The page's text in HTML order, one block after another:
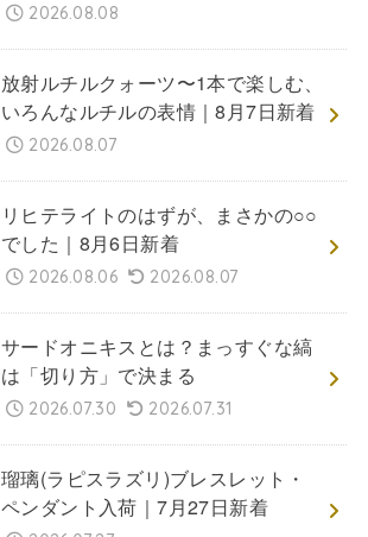
2026.08.08
放射ルチルクォーツ〜1本で楽しむ、
いろんなルチルの表情｜8月7日新着
2026.08.07
リヒテライトのはずが、まさかの○○
でした｜8月6日新着
2026.08.06 2026.08.07
サードオニキスとは？まっすぐな縞
は「切り方」で決まる
2026.07.30 2026.07.31
瑠璃(ラピスラズリ)ブレスレット・
ペンダント入荷｜7月27日新着